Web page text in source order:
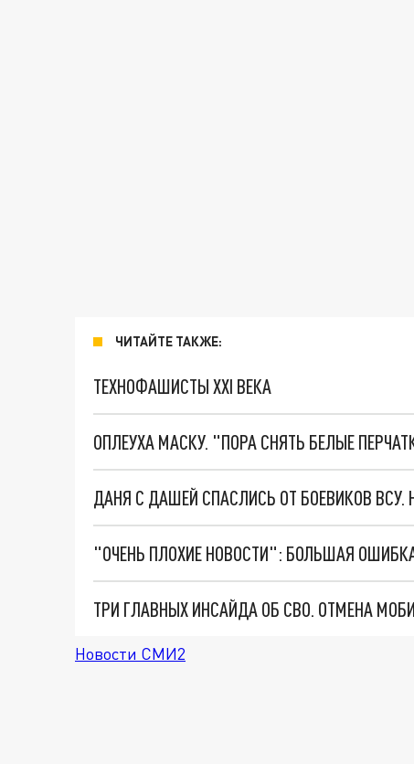
ЧИТАЙТЕ ТАКЖЕ:
ТЕХНОФАШИСТЫ XXI ВЕКА
ОПЛЕУХА МАСКУ. "ПОРА СНЯТЬ БЕЛЫЕ
ДАНЯ С ДАШЕЙ СПАСЛИСЬ ОТ БОЕВИКОВ
Новости СМИ2